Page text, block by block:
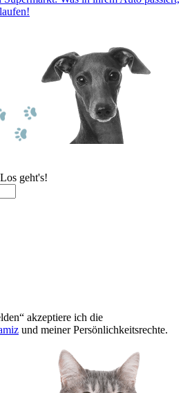
geht's!
akzeptiere ich die
und meiner Persönlichkeitsrechte.